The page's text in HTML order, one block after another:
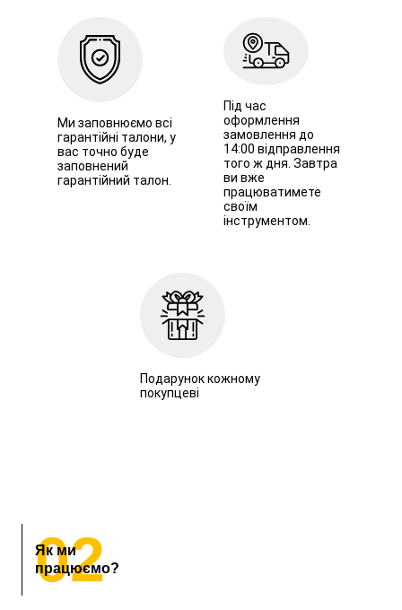
Ми заповнюємо всі
гарантійні талони, у
вас точно буде
заповнений
гарантійний талон.
Під час
оформлення
замовлення до
14:00 відправлення
того ж дня. Завтра
ви вже
працюватимете
своїм
інструментом.
Подарунок кожному
покупцеві
02
Як ми
працюємо?